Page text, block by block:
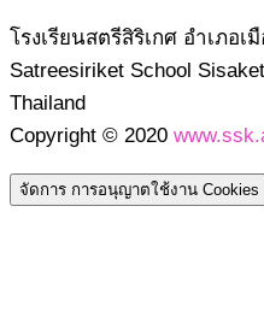
โรงเรียนสตรีสิริเกศ อำเภอเ
Satreesiriket School
Thailand
Copyright © 2020
จัดการ การอนุญาตใช้งาน Cookies